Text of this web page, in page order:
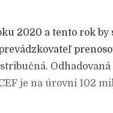
2020 a tento rok by
je na úrovni 102